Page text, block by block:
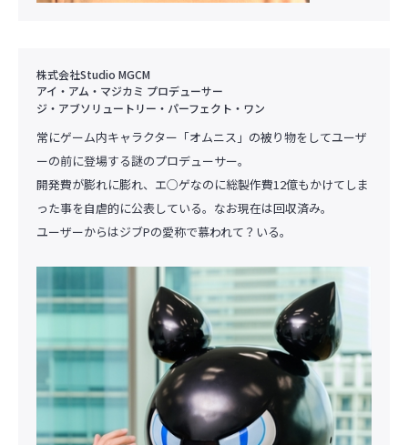
株式会社Studio MGCM
アイ・アム・マジカミ プロデューサー
ジ・アブソリュートリー・パーフェクト・ワン
常にゲーム内キャラクター「オムニス」の被り物をしてユーザ
ーの前に登場する謎のプロデューサー。
開発費が膨れに膨れ、エ○ゲなのに総製作費12億もかけてしま
った事を自虐的に公表している。なお現在は回収済み。
ユーザーからはジブPの愛称で慕われて？いる。